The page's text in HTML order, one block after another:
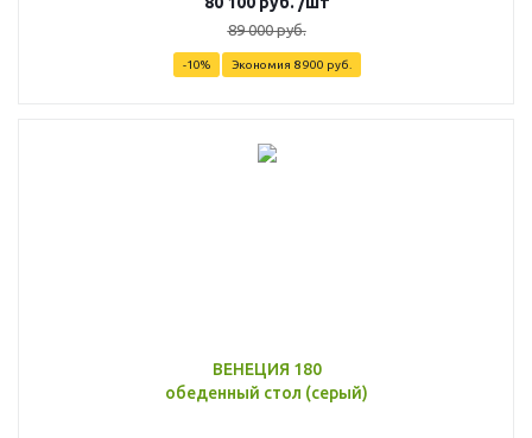
89 000руб.
-10% Экономия 8 900 руб.
ВЕНЕЦИЯ 180
обеденный стол (серый)